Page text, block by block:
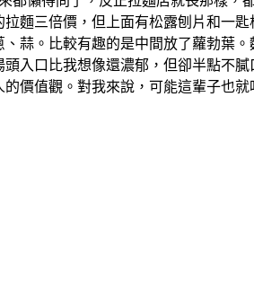
麵三倍價，但上面有松露刨片和一
蒜。比較有趣的是中間放了蘿勃葉。
入口比我想像還濃郁，但卻半點不
價值觀。對我來說，可能這輩子也就